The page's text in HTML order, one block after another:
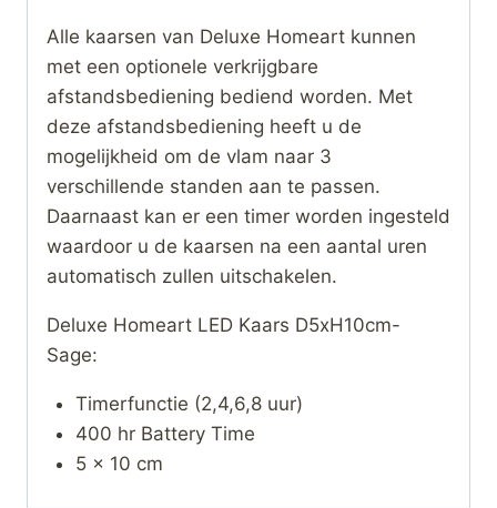
Alle kaarsen van Deluxe Homeart kunnen
met een optionele verkrijgbare
afstandsbediening bediend worden. Met
deze afstandsbediening heeft u de
mogelijkheid om de vlam naar 3
verschillende standen aan te passen.
Daarnaast kan er een timer worden ingesteld
waardoor u de kaarsen na een aantal uren
automatisch zullen uitschakelen.
Deluxe Homeart LED Kaars D5xH10cm-
Sage:
Timerfunctie (2,4,6,8 uur)
400 hr Battery Time
5 x 10 cm